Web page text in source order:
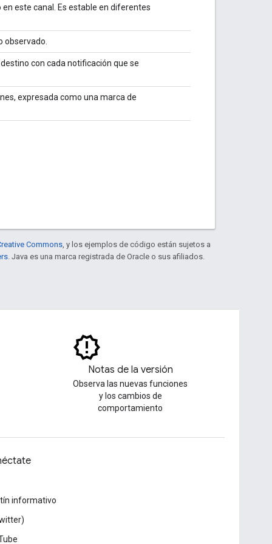
este canal. Es estable en diferentes
observado.
con cada notificación que se
expresada como una marca de
Commons , y los ejemplos de código están sujetos a
. Java es una marca registrada de Oracle o sus afiliados.
Notas de la versión
Observa las nuevas funciones
y los cambios de
comportamiento
informativo